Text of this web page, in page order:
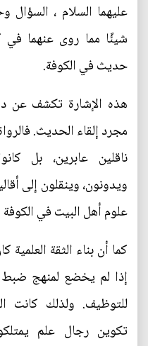
عليهما السلام ،
شيئًا مما روى عنهما في
حديث في الكوفة.
هذه الإشارة تكشف عن
مجرد إلقاء الحديث.
ناقلين عابرين، بل
ويدونون، وينقلون إلى
علوم أهل البيت في
كما أن بناء الثقة
إذا لم يخضع لمنهج ضبط
للتوظيف. ولذلك كانت
تكوين رجال علم